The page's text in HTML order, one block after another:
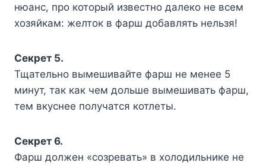
нюанс, про который известно далеко не всем
хозяйкам: желток в фарш добавлять нельзя!
Секрет 5.
Тщательно вымешивайте фарш не менее 5
минут, так как чем дольше вымешивать фарш,
тем вкуснее получатся котлеты.
Секрет 6.
Фарш должен «созревать» в холодильнике не